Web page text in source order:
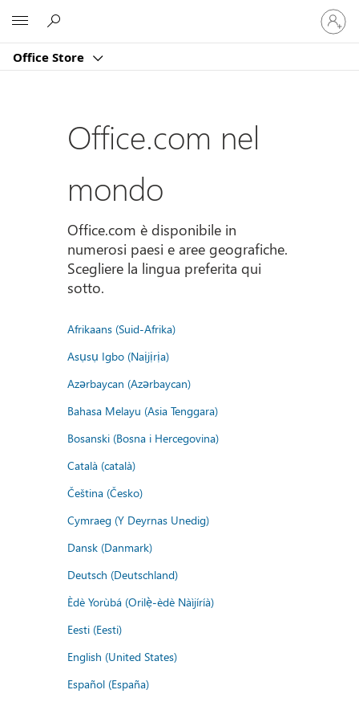
Office Store
Accedi
con
il
account
Office.com nel
mondo
Office.com è disponibile in
numerosi paesi e aree geografiche.
Scegliere la lingua preferita qui
sotto.
Afrikaans (Suid-Afrika)
Asụsụ Igbo (Naịjịrịa)
Azərbaycan (Azərbaycan)
Bahasa Melayu (Asia Tenggara)
Bosanski (Bosna i Hercegovina)
Català (català)
Čeština (Česko)
Cymraeg (Y Deyrnas Unedig)
Dansk (Danmark)
Deutsch (Deutschland)
Èdè Yorùbá (Orilẹ̀-èdè Nàìjíríà)
Eesti (Eesti)
English (United States)
Español (España)